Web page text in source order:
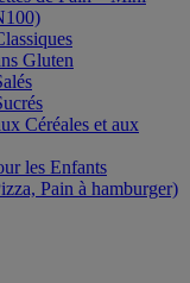
Gluten
Céréales et aux
les Enfants
Pain à hamburger)